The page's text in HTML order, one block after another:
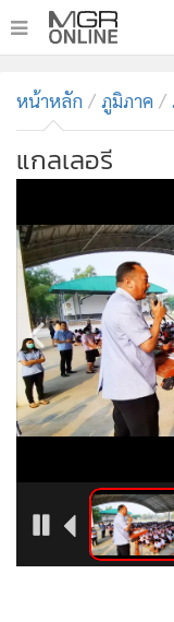
ทันเหตุการณ์
• ภาคใต้
• ภูมิภาค
• บันเทิง
• ผู้จัดการรายวัน
คอลัมนิสต์
• ละคร
• CbizReview
• Cyber BIZ
• Good health &
Green Innovation
Management &
หน้าหลัก ภูมิภาค
แกลเลอรี